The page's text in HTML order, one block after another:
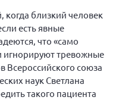
когда близкий человек
есть явные
что «само
игнорируют тревожные
союза
наук Светлана
такого пациента